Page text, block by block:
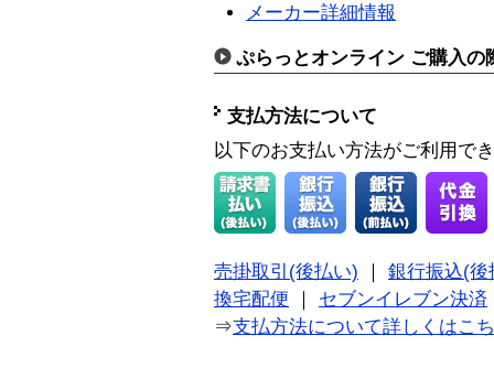
メーカー詳細情報
ぷらっとオンライン ご購入の
支払方法について
以下のお支払い方法がご利用で
売掛取引(後払い)
銀行振込(後
換宅配便
セブンイレブン決済
⇒支払方法について詳しくはこ